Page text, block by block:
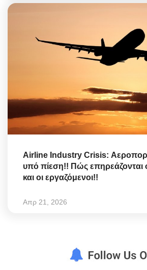
Airline Industry Crisis:
υπό πίεση!! Πώς επηρεάζονται
και οι εργαζόμενοι!!
Απρ 21, 2026